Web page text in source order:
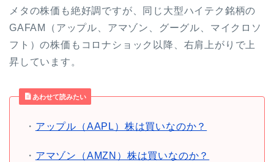
メタの株価も絶好調ですが、同じ大型ハイテク銘柄の
GAFAM（アップル、アマゾン、グーグル、マイクロソ
フト）の株価もコロナショック以降、右肩上がりで上
昇しています。
あわせて読みたい
・ アップル（AAPL）株は買いなのか？
・ アマゾン（AMZN）株は買いなのか？